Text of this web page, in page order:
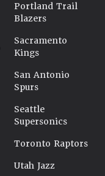
Portland Trail
Blazers
Sacramento
Kings
San Antonio
Spurs
Seattle
Supersonics
Toronto Raptors
Utah Jazz